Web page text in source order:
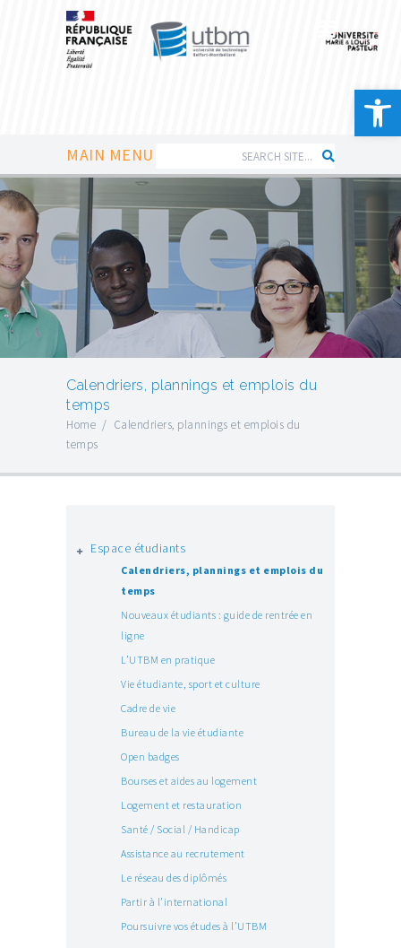
Ouvrir
MAIN MENU
Calendriers, plannings et emplois du
temps
Home / Calendriers, plannings et emplois du
temps
Espace étudiants
Calendriers, plannings et emplois du
temps
Nouveaux étudiants : guide de rentrée en
ligne
L’UTBM en pratique
Vie étudiante, sport et culture
Cadre de vie
Bureau de la vie étudiante
Open badges
Bourses et aides au logement
Logement et restauration
Santé / Social / Handicap
Assistance au recrutement
Le réseau des diplômés
Partir à l’international
Poursuivre vos études à l’UTBM